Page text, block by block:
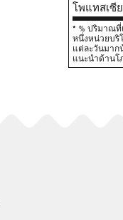
โพแทสเซี
* % ปริมาณ
หนึ่งหน่วยบริ
แต่ละวันมาก
แนะนําด้านโ